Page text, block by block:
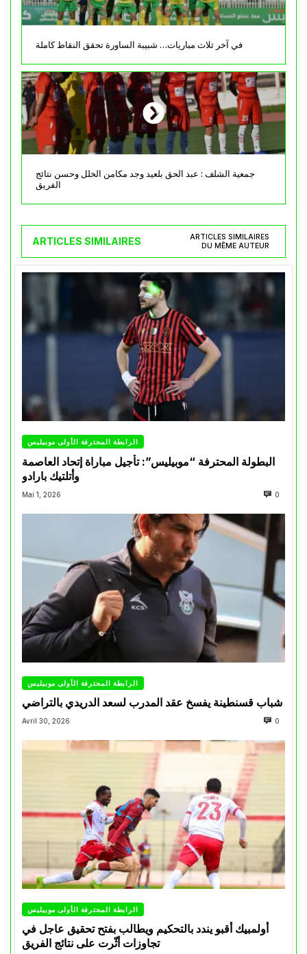
في آخر ثلاث مباريات… شبيبة الساورة تحقق النقاط كاملة
جمعية الشلف : عبد الحق بلعيد وجد مكامن الخلل وحسن نتائج
الفريق
ARTICLES SIMILAIRES
ARTICLES SIMILAIRES
DU MÊME AUTEUR
الرابطة المحترفة الأولى موبيليس
البطولة المحترفة “موبيليس”: تأجيل مباراة إتحاد العاصمة
وأتلتيك بارادو
Mai 1, 2026 0
الرابطة المحترفة الأولى موبيليس
شباب قسنطينة يفسخ عقد المدرب لسعد الدريدي بالتراضي
Avril 30, 2026 0
الرابطة المحترفة الأولى موبيليس
أولمبيك أقبو يندد بالتحكيم ويطالب بفتح تحقيق عاجل في
تجاوزات أثّرت على نتائج الفريق